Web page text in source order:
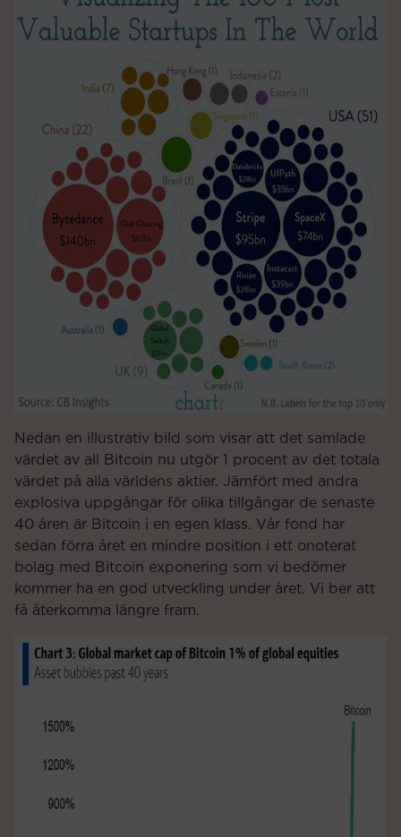
Nedan en illustrativ bild som visar att det samlade
värdet av all Bitcoin nu utgör 1 procent av det totala
värdet på alla världens aktier. Jämfört med andra
explosiva uppgångar för olika tillgångar de senaste
40 åren är Bitcoin i en egen klass. Vår fond har
sedan förra året en mindre position i ett onoterat
bolag med Bitcoin exponering som vi bedömer
kommer ha en god utveckling under året. Vi ber att
få återkomma längre fram.